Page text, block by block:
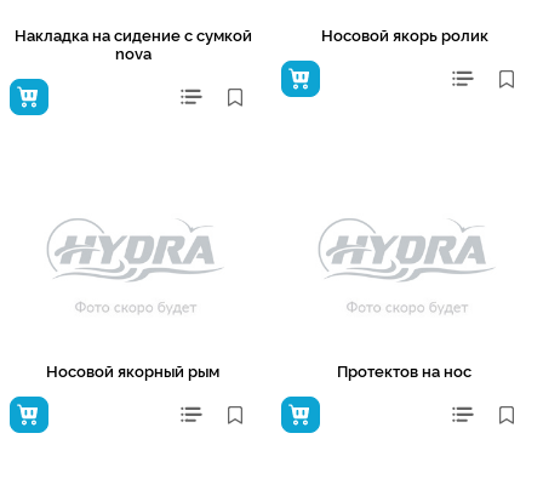
Накладка на сидение с сумкой
nova
Носовой якорь ролик
Носовой якорный рым Протектов на нос